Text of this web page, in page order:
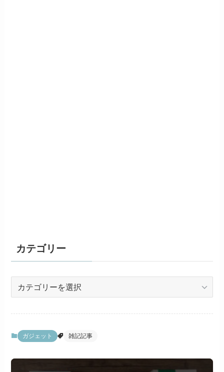
カテゴリー
ー
ガジェット 雑記記事